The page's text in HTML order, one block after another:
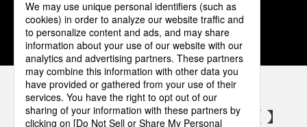
1 2 3 4 5
パナソニックの電気設備 SNSアカウント